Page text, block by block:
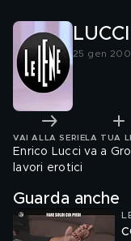
25 gen
VAI ALLA SERIE LA TUA
Enrico Lucci va a
lavori erotici
Guarda anche